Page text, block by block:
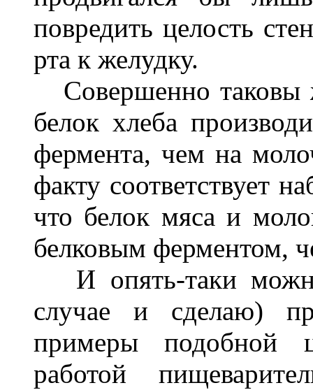
повредить целость
рта к желудку.
Совершенно таковы
белок хлеба
фермента, чем на
факту соответствует
что белок мяса и
белковым ферментом,
И опять-таки
случае и сделаю)
примеры подобной
работой